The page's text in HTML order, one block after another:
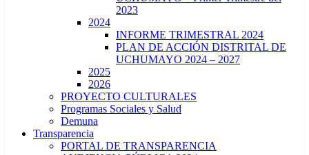
2023
2024
INFORME TRIMESTRAL 2024
PLAN DE ACCIÓN DISTRITAL DE
UCHUMAYO 2024 – 2027
2025
2026
PROYECTO CULTURALES
Programas Sociales y Salud
Demuna
Transparencia
PORTAL DE TRANSPARENCIA